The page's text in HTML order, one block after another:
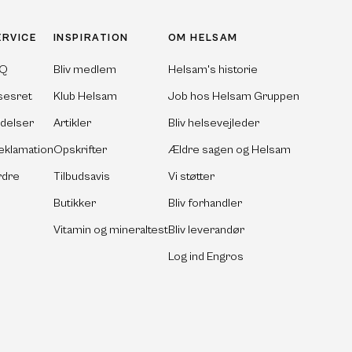
INSPIRATION
Bliv medlem
Klub Helsam
Artikler
Opskrifter
Tilbudsavis
Butikker
Vitamin og mineraltest
OM HELSAM
Helsam's historie
Job hos Helsam Gruppen
Bliv helsevejleder
Ældre sagen og Helsam
Vi støtter
Bliv forhandler
Bliv leverandør
Log ind Engros